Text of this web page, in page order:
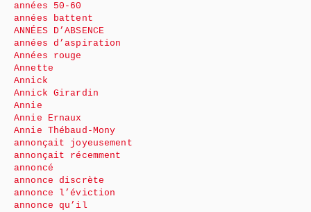
années 50-60
années battent
ANNÉES D’ABSENCE
années d’aspiration
Années rouge
Annette
Annick
Annick Girardin
Annie
Annie Ernaux
Annie Thébaud-Mony
annonçait joyeusement
annonçait récemment
annoncé
annonce discrète
annonce l’éviction
annonce qu’il